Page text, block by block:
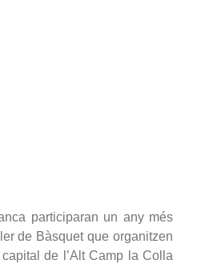
participaran un any més
de Bàsquet que organitzen
de l’Alt Camp la Colla